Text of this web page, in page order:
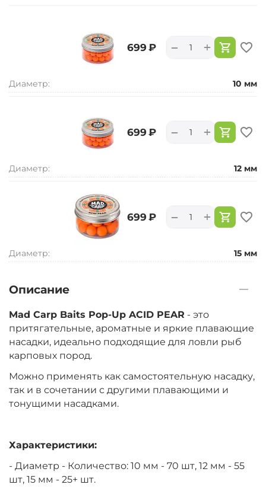
‍699‍ ₽ +
−
Диаметр: 10 мм
‍699‍ ₽ +
−
Диаметр: 12 мм
‍699‍ ₽ +
−
Диаметр: 15 мм
Описание
Mad Carp Baits Pop-Up ACID PEAR - это
притягательные, ароматные и яркие плавающие
насадки, идеально подходящие для ловли рыб
карповых пород.
Можно применять как самостоятельную насадку,
так и в сочетании с другими плавающими и
тонущими насадками.
Характеристики:
- Диаметр - Количество: 10 мм - 70 шт, 12 мм - 55
шт, 15 мм - 25+ шт.